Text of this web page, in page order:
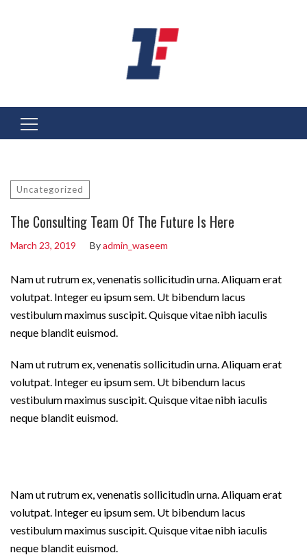
Search
Uncategorized
The Consulting Team Of The Future Is Here
March 23, 2019 Byadmin_waseem
Nam ut rutrum ex, venenatis sollicitudin urna. Aliquam erat
volutpat. Integer eu ipsum sem. Ut bibendum lacus
vestibulum maximus suscipit. Quisque vitae nibh iaculis
neque blandit euismod.
Nam ut rutrum ex, venenatis sollicitudin urna. Aliquam erat
volutpat. Integer eu ipsum sem. Ut bibendum lacus
vestibulum maximus suscipit. Quisque vitae nibh iaculis
neque blandit euismod.
Nam ut rutrum ex, venenatis sollicitudin urna. Aliquam erat
volutpat. Integer eu ipsum sem. Ut bibendum lacus
vestibulum maximus suscipit. Quisque vitae nibh iaculis
neque blandit euismod.